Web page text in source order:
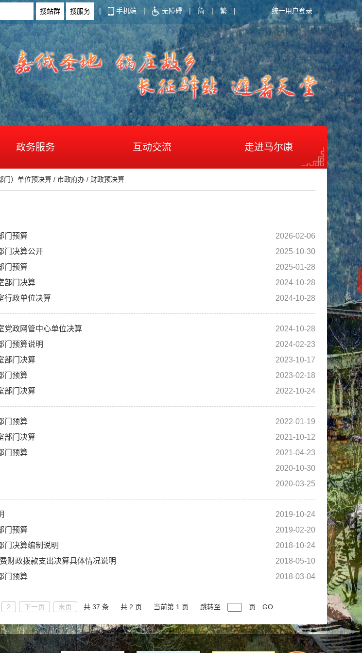
| 手机端 | 无障碍 | 简 | 繁 | 统一用户登录
政务服务 互动交流 走进马尔康
门）单位预决算 / 市政府办 / 财政预决算
门预算
2026-02-06
门决算公开
2025-10-30
门预算
2025-01-28
部门决算
2024-10-28
行政单位决算
2024-10-28
党政网管中心单位决算
2024-10-28
门预算说明
2024-02-23
部门决算
2023-10-17
门预算
2023-02-18
部门决算
2022-10-24
门预算
2022-01-19
部门决算
2021-10-12
门预算
2021-04-23
2020-10-30
2020-03-25
2019-10-24
门预算
2019-02-20
门决算编制说明
2018-10-24
财政拨款支出决算具体情况说明
2018-05-10
门预算
2018-03-04
2 下一页 末页 共 37 条 共 2 页 当前第 1 页 跳转至 页 GO